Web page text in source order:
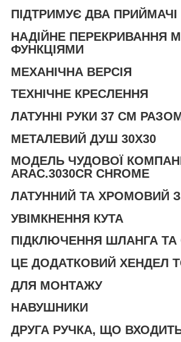
ПІДТРИМУЄ ДВА ПРИЙМАЧІ
НАДІЙНЕ ПЕРЕКРИВАННЯ
ФУНКЦІЯМИ
МЕХАНІЧНА ВЕРСІЯ
ТЕХНІЧНЕ КРЕСЛЕННЯ
ЛАТУННІ РУКИ 37 СМ
МЕТАЛЕВИЙ ДУШ 30X30
МОДЕЛЬ ЧУДОВОЇ
ARAC.3030CR CHROME
ЛАТУННИЙ ТА ХРОМОВИЙ
УВІМКНЕННЯ КУТА
ПІДКЛЮЧЕННЯ ШЛАНГА
ЦЕ ДОДАТКОВИЙ ХЕНДЕЛ
ДЛЯ МОНТАЖУ
НАВУШНИКИ
ДРУГА РУЧКА, ЩО